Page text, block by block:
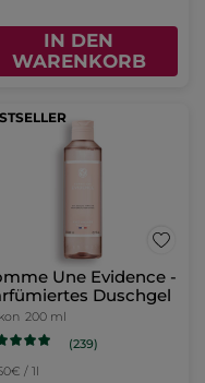
IN DEN
WARENKORB
Une Evidence -
Duschgel
200 ml
(239)
/ 1l